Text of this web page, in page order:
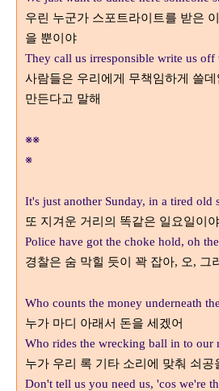
우린 누군가 스포트라이트를 받은
을 뿐이야
They call us irresponsible write us off
사람들은 우리에게 무책임하게 쓸
만든다고 말해
※※
※
It's just another Sunday, in a tired old
또 지겨운 거리의 똑같은 일요일이야
Police have got the choke hold, oh
경찰은 숨 막힐 듯이 꽉 잡아, 오, 그
Who counts the money underneath
누가 마디 아래서 돈을 세겠어
Who rides the wrecking ball in to our
누가 우리 록 기타 소리에 맞춰 쇠공
Don't tell us you need us, 'cos we're